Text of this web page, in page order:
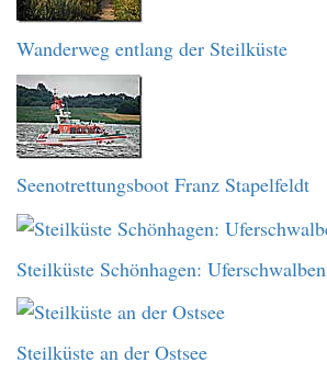
Wanderweg entlang der Steilküste
Seenotrettungsboot Franz Stapelfeldt
Steilküste Schönhagen: Uferschwalben
Steilküste an der Ostsee